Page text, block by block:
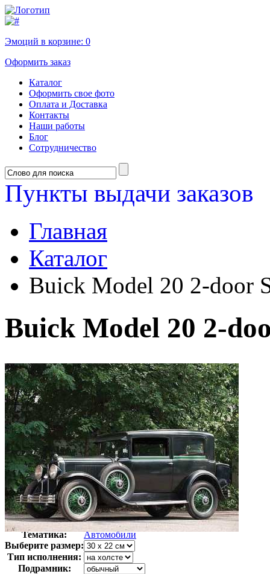
Эмоций в корзине: 0
Оформить заказ
Каталог
Оформить свое фото
Оплата и Доставка
Контакты
Наши работы
Блог
Сотрудничество
Пункты выдачи заказов
Главная
Каталог
Buick Model 20 2-door
Buick Model 20 2-
Автор:
Неизвестно
Арт-стиль
Ретро-Фотографии
Тематика:
Автомобили
Выберите размер:
Тип исполнения:
Подрамник: